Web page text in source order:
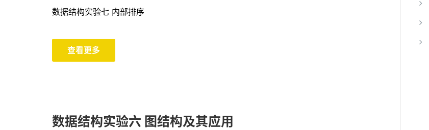
数据结构实验七 内部排序
查看更多
数据结构实验六 图结构及其应用